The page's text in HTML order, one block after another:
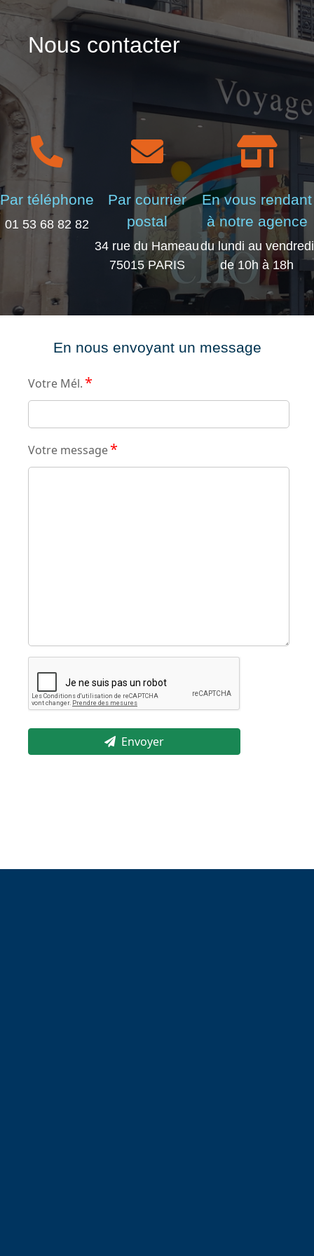
Nous contacter
Par téléphone
01 53 68 82 82
Par courrier
postal
34 rue du Hameau
75015 PARIS
En vous rendant
à notre agence
du lundi au vendredi
de 10h à 18h
En nous envoyant un message
Votre Mél. *
Votre message*
Envoyer